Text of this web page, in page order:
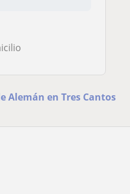
Alemán en Tres Cantos